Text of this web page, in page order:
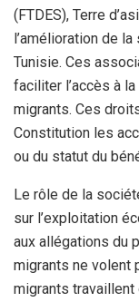
(FTDES), Terre
l’amélioration de
Tunisie. Ces
faciliter l’accès à
migrants. Ces
Constitution les
ou du statut du
Le rôle de la
sur l’exploitation
aux allégations du
migrants ne volent
migrants